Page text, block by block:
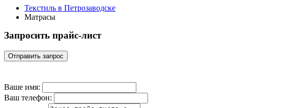
Текстиль в Петрозаводске
Матрасы
Запросить прайс-лист
Отправить запрос
Ваше имя:
Ваш телефон: